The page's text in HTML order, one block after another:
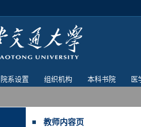
院系设置 组织机构 本科书院 医
教师内容页